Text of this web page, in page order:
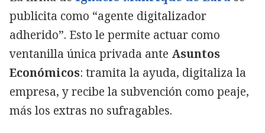
publicita como “agente digitalizador
adherido”. Esto le permite actuar como
ventanilla única privada ante Asuntos
Económicos: tramita la ayuda, digitaliza la
empresa, y recibe la subvención como peaje,
más los extras no sufragables.